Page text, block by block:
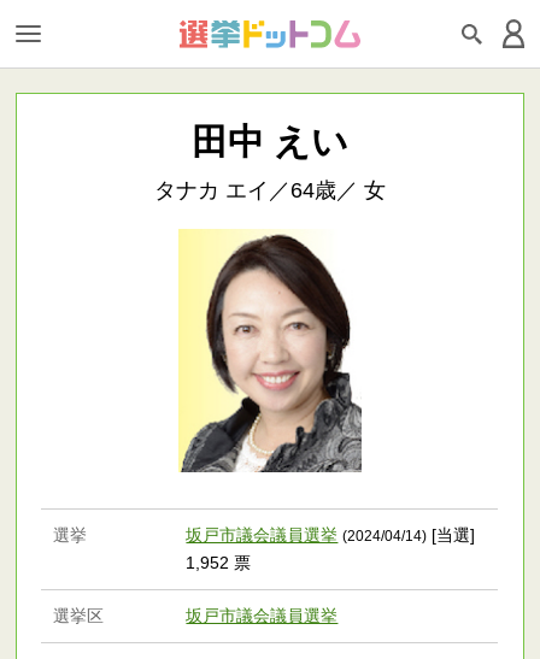
田中 えい
タナカ エイ／64歳／ 女
選挙 坂戸市議会議員選挙 (2024/04/14) [当選]
1,952 票
選挙区 坂戸市議会議員選挙